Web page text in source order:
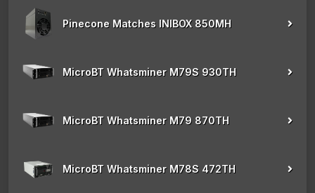
Pinecone Matches INIBOX 850MH
MicroBT Whatsminer M79S 930TH
MicroBT Whatsminer M79 870TH
MicroBT Whatsminer M78S 472TH